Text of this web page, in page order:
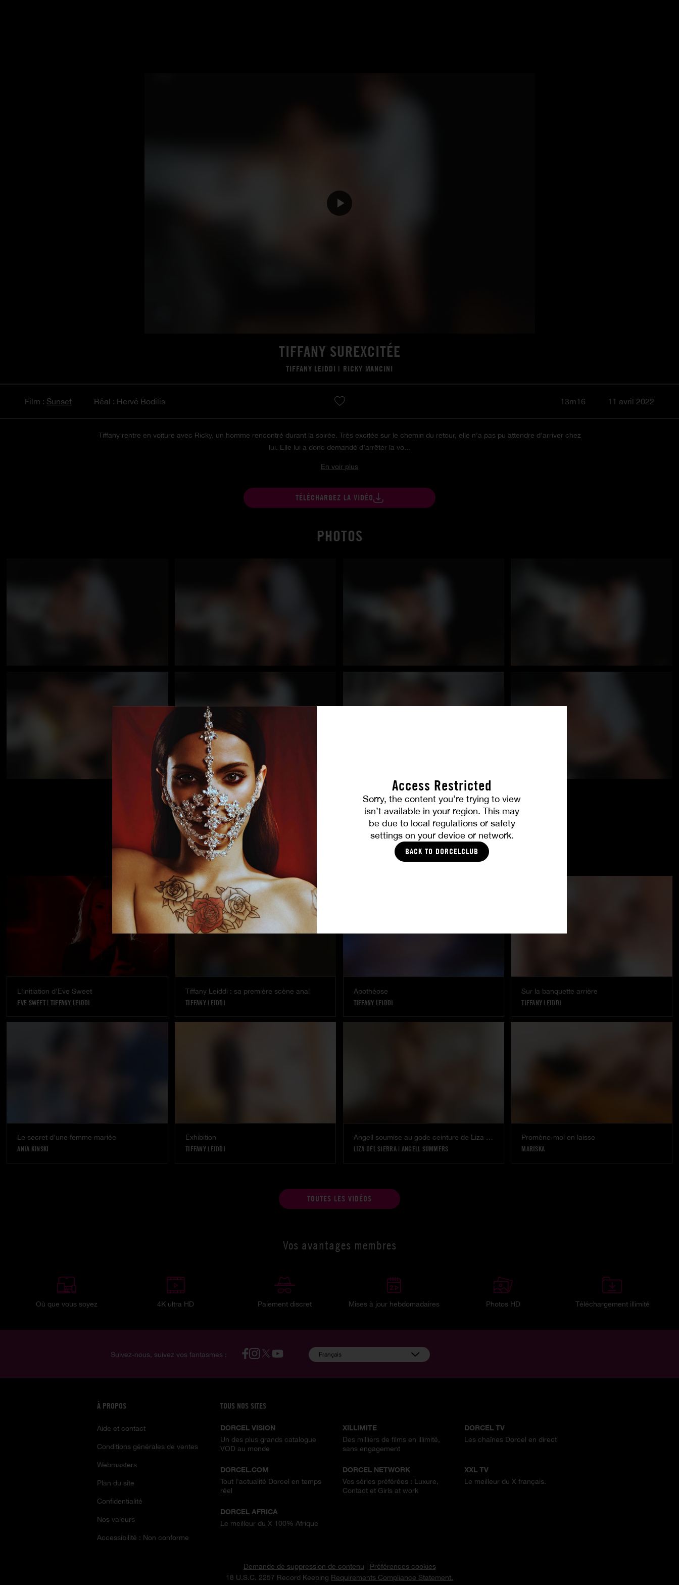
Access Restricted
Sorry, the content you’re trying to view
isn’t available in your region. This may
be due to local regulations or safety
settings on your device or network.
BACK TO DORCELCLUB
TIFFANY SUREXCITÉE
TIFFANY LEIDDI | RICKY MANCINI
Film : Sunset Réal : Hervé Bodilis 13m16 11 avril 2022
Tiffany rentre en voiture avec Ricky, un homme rencontré durant la soirée. Très excitée sur le chemin du retour, elle n’a pas pu attendre d’arriver chez
lui. Elle lui a donc demandé d’arrêter la vo...
En voir plus
TÉLÉCHARGEZ LA VIDÉO
PHOTOS
TOUTES LES PHOTOS
L'initiation d'Eve Sweet
EVE SWEET| TIFFANY LEIDDI
Tiffany Leiddi : sa première scène anal
TIFFANY LEIDDI
Apothéose
TIFFANY LEIDDI
Sur la banquette arrière
TIFFANY LEIDDI
Le secret d'une femme mariée
ANIA KINSKI
Exhibition
TIFFANY LEIDDI
Angell soumise au gode ceinture de Liza Del Sierra
LIZA DEL SIERRA| ANGELL SUMMERS
Promène-moi en laisse
MARISKA
TOUTES LES VIDÉOS
Vos avantages membres
Où que vous soyez 4K ultra HD Paiement discret Mises à jour hebdomadaires Photos HD Téléchargement illimité
Suivez-nous, suivez vos fantasmes : Français
À PROPOS
Aide et contact
Conditions générales de ventes
Webmasters
Plan du site
Confidentialité
Nos valeurs
Accessibilité : Non conforme
TOUS NOS SITES
DORCEL VISION
Un des plus grands catalogue
VOD au monde
XILLIMITE
Des milliers de films en illimité,
sans engagement
DORCEL TV
Les chaînes Dorcel en direct
DORCEL.COM
Tout l'actualité Dorcel en temps
réel
DORCEL NETWORK
Vos séries préférées : Luxure,
Contact et Girls at work
XXL TV
Le meilleur du X français.
DORCEL AFRICA
Le meilleur du X 100% Afrique
Demande de suppression de contenu
Préférences cookies
18 U.S.C. 2257 Record Keeping Requirements Compliance Statement.